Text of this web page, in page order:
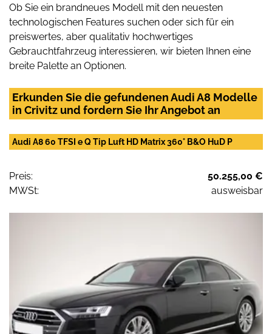
Ob Sie ein brandneues Modell mit den neuesten
technologischen Features suchen oder sich für ein
preiswertes, aber qualitativ hochwertiges
Gebrauchtfahrzeug interessieren, wir bieten Ihnen eine
breite Palette an Optionen.
Erkunden Sie die gefundenen Audi A8 Modelle
in Crivitz und fordern Sie Ihr Angebot an
Audi A8 60 TFSI e Q Tip Luft HD Matrix 360° B&O HuD P
Preis:
50.255,00 €
MWSt:
ausweisbar